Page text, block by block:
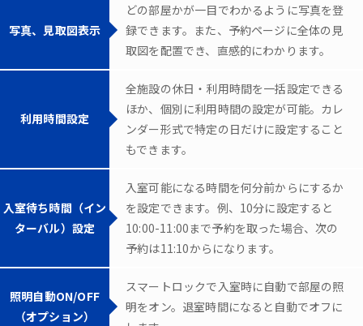
写真、見取図表示
どの部屋かが一目でわかるように写真を登
録できます。また、予約ページに全体の見
取図を配置でき、直感的にわかります。
利用時間設定
全施設の休日・利用時間を一括設定できる
ほか、個別に利用時間の設定が可能。カレ
ンダー形式で特定の日だけに設定すること
もできます。
入室待ち時間（イン
ターバル）設定
入室可能になる時間を何分前からにするか
を設定できます。例、10分に設定すると
10:00-11:00まで予約を取った場合、次の
予約は11:10からになります。
照明自動ON/OFF
（オプション）
スマートロックで入室時に自動で部屋の照
明をオン。退室時間になると自動でオフに